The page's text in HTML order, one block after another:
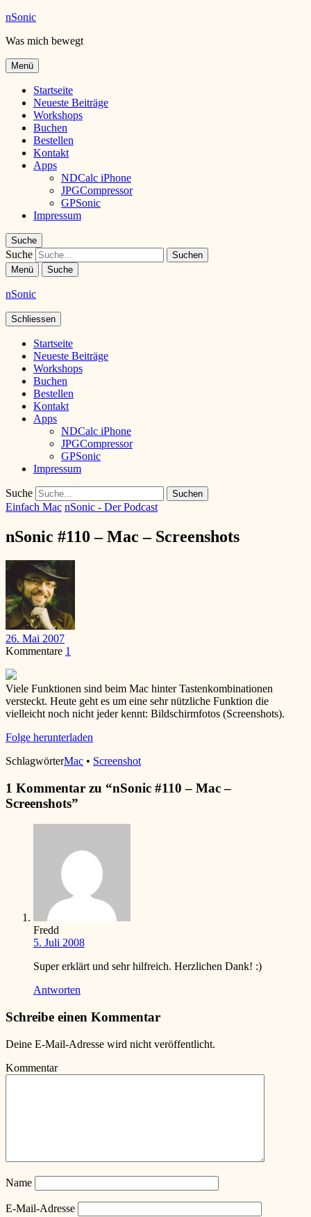
nSonic
Was mich bewegt
Menü
Startseite
Neueste Beiträge
Workshops
Buchen
Bestellen
Kontakt
Apps
NDCalc iPhone
JPGCompressor
GPSonic
Impressum
Suche
Suche
Menü Suche
nSonic
Schliessen
Startseite
Neueste Beiträge
Workshops
Buchen
Bestellen
Kontakt
Apps
NDCalc iPhone
JPGCompressor
GPSonic
Impressum
Suche
Einfach Mac nSonic - Der Podcast
nSonic #110 – Mac – Screenshots
26. Mai 2007
Kommentare 1
Viele Funktionen sind beim Mac hinter Tastenkombinationen
versteckt. Heute geht es um eine sehr nützliche Funktion die
vielleicht noch nicht jeder kennt: Bildschirmfotos (Screenshots).
Folge herunterladen
SchlagwörterMac • Screenshot
1 Kommentar zu “nSonic #110 – Mac –
Screenshots”
Fredd
5. Juli 2008
Super erklärt und sehr hilfreich. Herzlichen Dank! :)
Antworten
Schreibe einen Kommentar
Deine E-Mail-Adresse wird nicht veröffentlicht.
Kommentar
Name
E-Mail-Adresse